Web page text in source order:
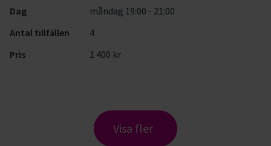
Dag
måndag 19:00 - 21:00
Antal tillfällen
4
Pris
1 400 kr
Visa fler